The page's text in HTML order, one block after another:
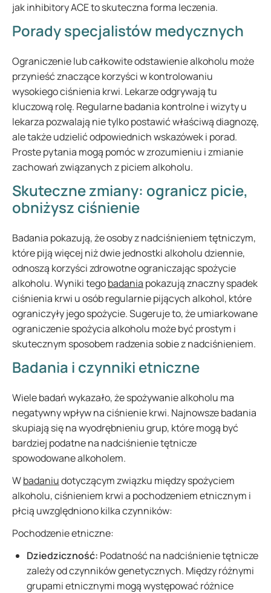
jak inhibitory ACE to skuteczna forma leczenia.
Porady specjalistów medycznych
Ograniczenie lub całkowite odstawienie alkoholu może
przynieść znaczące korzyści w kontrolowaniu
wysokiego ciśnienia krwi. Lekarze odgrywają tu
kluczową rolę. Regularne badania kontrolne i wizyty u
lekarza pozwalają nie tylko postawić właściwą diagnozę,
ale także udzielić odpowiednich wskazówek i porad.
Proste pytania mogą pomóc w zrozumieniu i zmianie
zachowań związanych z piciem alkoholu.
Skuteczne zmiany: ogranicz picie,
obniżysz ciśnienie
Badania pokazują, że osoby z nadciśnieniem tętniczym,
które piją więcej niż dwie jednostki alkoholu dziennie,
odnoszą korzyści zdrowotne ograniczając spożycie
alkoholu. Wyniki tegobadania pokazują znaczny spadek
ciśnienia krwi u osób regularnie pijących alkohol, które
ograniczyły jego spożycie. Sugeruje to, że umiarkowane
ograniczenie spożycia alkoholu może być prostym i
skutecznym sposobem radzenia sobie z nadciśnieniem.
Badania i czynniki etniczne
Wiele badań wykazało, że spożywanie alkoholu ma
negatywny wpływ na ciśnienie krwi. Najnowsze badania
skupiają się na wyodrębnieniu grup, które mogą być
bardziej podatne na nadciśnienie tętnicze
spowodowane alkoholem.
Wbadaniudotyczącym związku między spożyciem
alkoholu, ciśnieniem krwi a pochodzeniem etnicznym i
płcią uwzględniono kilka czynników:
Pochodzenie etniczne:
Dziedziczność: Podatność na nadciśnienie tętnicze
zależy od czynników genetycznych. Między różnymi
grupami etnicznymi mogą występować różnice